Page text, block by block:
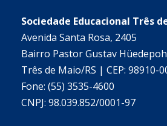
Sociedade Educacional Três
Avenida Santa Rosa, 2405
Bairro Pastor Gustav
Três de Maio/RS | CEP: 98910-
Fone: (55) 3535-4600
CNPJ: 98.039.852/0001-97